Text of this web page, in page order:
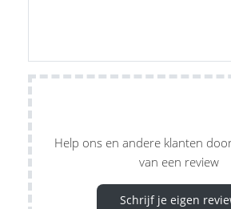
Help ons en andere klanten
van een review
Schrijf je eigen